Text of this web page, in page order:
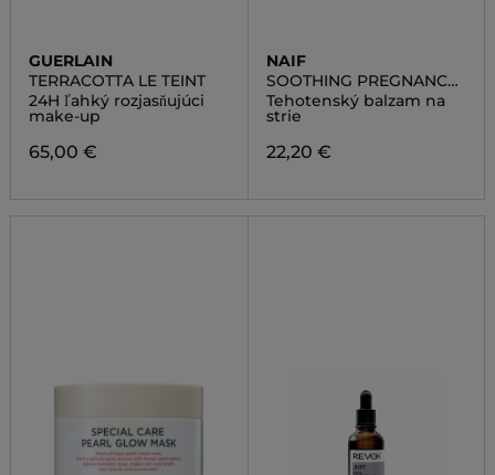
GUERLAIN
TERRACOTTA LE TEINT
24H ľahký rozjasňujúci
make-up
65,00 €
NAIF
SOOTHING PREGNANCY
BELLY BALM
Tehotenský balzam na
strie
22,20 €